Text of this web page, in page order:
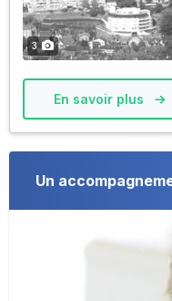
3
En savoir plus
Un